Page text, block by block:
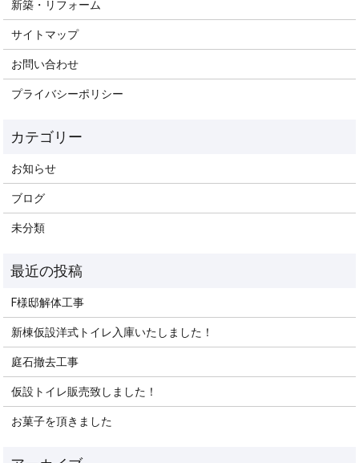
新築・リフォーム
サイトマップ
お問い合わせ
プライバシーポリシー
お知らせ
ブログ
未分類
F様邸解体工事
新棟仮設洋式トイレ入庫いたしました！
庭石撤去工事
仮設トイレ販売致しました！
お菓子を頂きました